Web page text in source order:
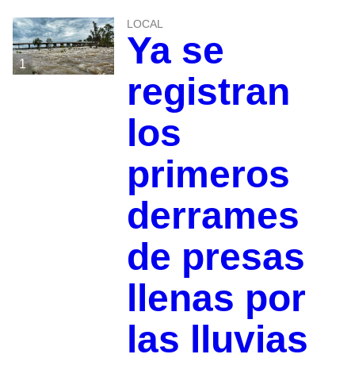
1
LOCAL
Ya se
registran
los
primeros
derrames
de presas
llenas por
las lluvias